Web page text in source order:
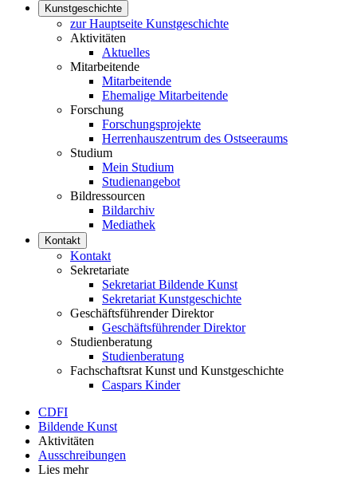
Kunstgeschichte
zur Hauptseite Kunstgeschichte
Aktivitäten
Aktuelles
Mitarbeitende
Mitarbeitende
Ehemalige Mitarbeitende
Forschung
Forschungsprojekte
Herrenhauszentrum des Ostseeraums
Studium
Mein Studium
Studienangebot
Bildressourcen
Bildarchiv
Mediathek
Kontakt
Kontakt
Sekretariate
Sekretariat Bildende Kunst
Sekretariat Kunstgeschichte
Geschäftsführender Direktor
Geschäftsführender Direktor
Studienberatung
Studienberatung
Fachschaftsrat Kunst und Kunstgeschichte
Caspars Kinder
CDFI
Bildende Kunst
Aktivitäten
Ausschreibungen
Lies mehr